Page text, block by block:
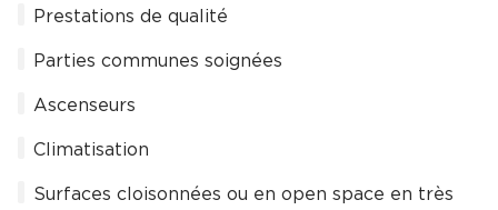
Prestations de qualité
Parties communes soignées
Ascenseurs
Climatisation
Surfaces cloisonnées ou en open space en très